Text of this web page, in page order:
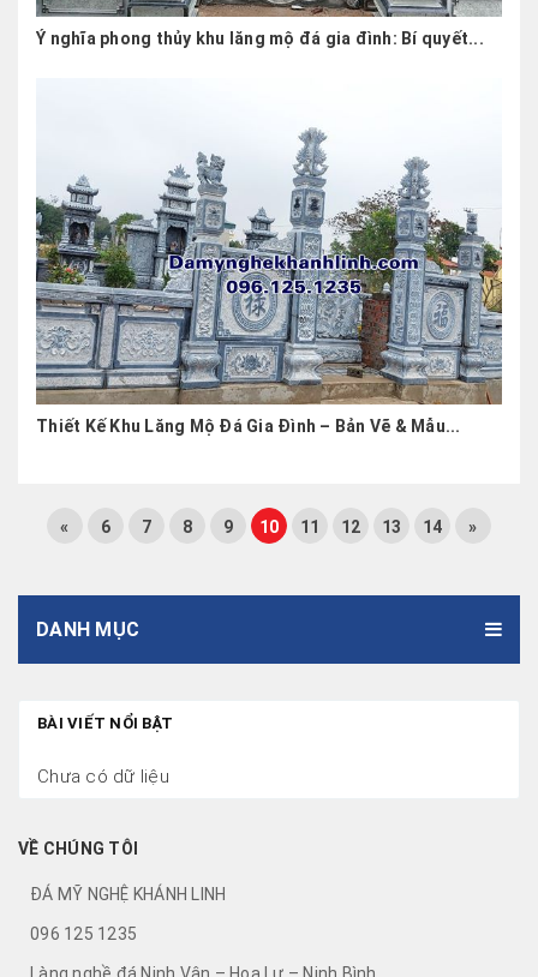
Ý nghĩa phong thủy khu lăng mộ đá gia đình: Bí quyết...
Thiết Kế Khu Lăng Mộ Đá Gia Đình – Bản Vẽ & Mẫu...
« 6 7 8 9 10 11 12 13 14 »
DANH MỤC
BÀI VIẾT NỔI BẬT
Chưa có dữ liệu
VỀ CHÚNG TÔI
ĐÁ MỸ NGHỆ KHÁNH LINH
096 125 1235
Làng nghề đá Ninh Vân – Hoa Lư – Ninh Bình